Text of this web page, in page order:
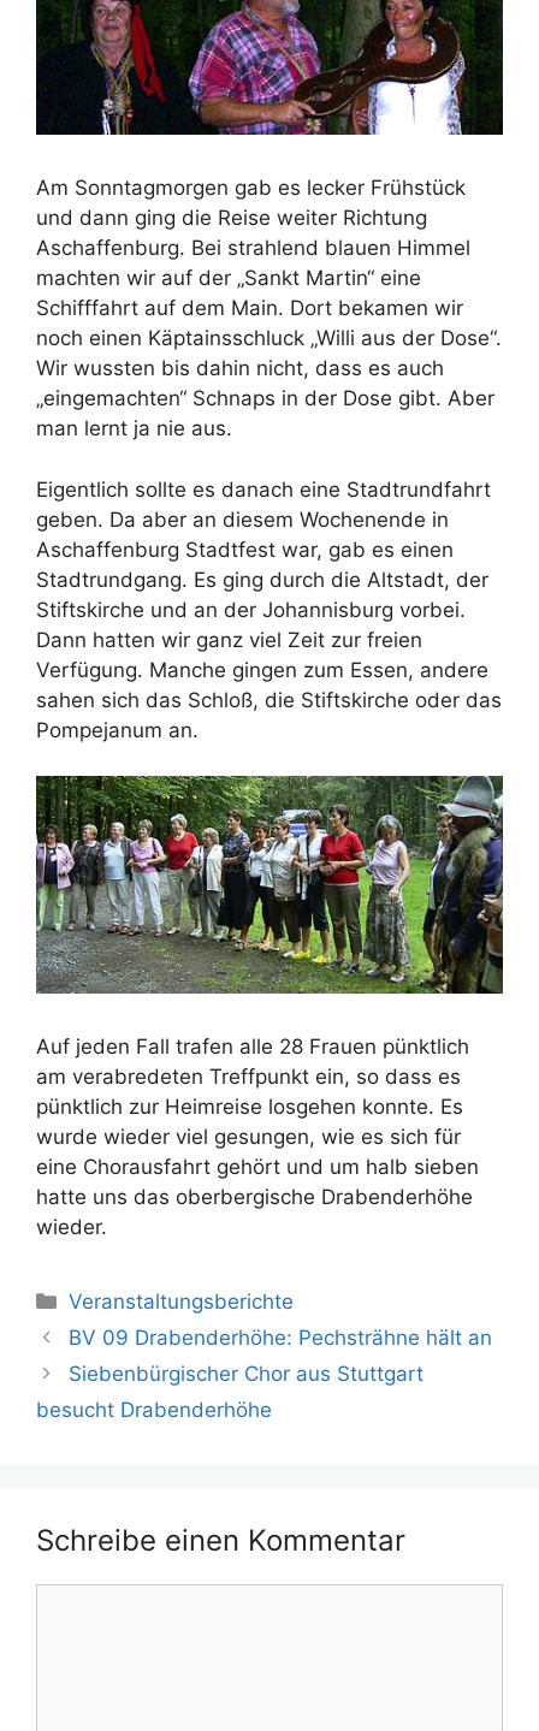
Am Sonntagmorgen gab es lecker Frühstück
und dann ging die Reise weiter Richtung
Aschaffenburg. Bei strahlend blauen Himmel
machten wir auf der „Sankt Martin“ eine
Schifffahrt auf dem Main. Dort bekamen wir
noch einen Käptainsschluck „Willi aus der Dose“.
Wir wussten bis dahin nicht, dass es auch
„eingemachten“ Schnaps in der Dose gibt. Aber
man lernt ja nie aus.
Eigentlich sollte es danach eine Stadtrundfahrt
geben. Da aber an diesem Wochenende in
Aschaffenburg Stadtfest war, gab es einen
Stadtrundgang. Es ging durch die Altstadt, der
Stiftskirche und an der Johannisburg vorbei.
Dann hatten wir ganz viel Zeit zur freien
Verfügung. Manche gingen zum Essen, andere
sahen sich das Schloß, die Stiftskirche oder das
Pompejanum an.
Auf jeden Fall trafen alle 28 Frauen pünktlich
am verabredeten Treffpunkt ein, so dass es
pünktlich zur Heimreise losgehen konnte. Es
wurde wieder viel gesungen, wie es sich für
eine Chorausfahrt gehört und um halb sieben
hatte uns das oberbergische Drabenderhöhe
wieder.
Kategorien
Veranstaltungsberichte
BV 09 Drabenderhöhe: Pechsträhne hält an
Siebenbürgischer Chor aus Stuttgart
besucht Drabenderhöhe
Schreibe einen Kommentar